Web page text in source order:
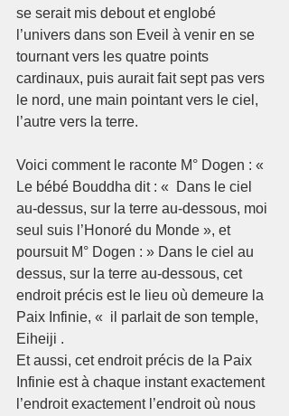
se serait mis debout et englobé
l’univers dans son Eveil à venir en se
tournant vers les quatre points
cardinaux, puis aurait fait sept pas vers
le nord, une main pointant vers le ciel,
l’autre vers la terre.
Voici comment le raconte M° Dogen : «
Le bébé Bouddha dit : «  Dans le ciel
au-dessus, sur la terre au-dessous, moi
seul suis l’Honoré du Monde », et
poursuit M° Dogen : » Dans le ciel au
dessus, sur la terre au-dessous, cet
endroit précis est le lieu où demeure la
Paix Infinie, «  il parlait de son temple,
Eiheiji .
Et aussi, cet endroit précis de la Paix
Infinie est à chaque instant exactement
l’endroit exactement l’endroit où nous